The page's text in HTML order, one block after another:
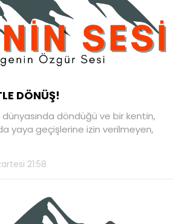
DÖNÜŞ!
dünyasında döndüğü ve bir kentin,
yaya geçişlerine izin verilmeyen,
21:58